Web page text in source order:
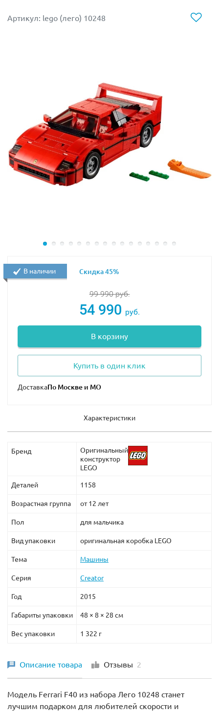
себя и рассыпаться, что убережёт пилота от травм.
передние колёса, располагается рядом с кабиной
Крышка капота может открываться, давая
возможность заглянуть внутрь и рассмотреть
восьмицилиндровый V-образный двигатель с
подвижными поршнями.
Чтобы сделать модель более реалистичной и
функциональной, то можно её оборудовать
подвижными поршнями.
Артикул: lego (лего) 10248
99 990руб.
54 990 руб.
В корзину
Купить в один клик
Доставка
В наличии Скидка 45%
Характеристики
Бренд
Оригинальный
конструктор
LEGO
Деталей 1158
Возрастная группа от 12 лет
Пол для мальчика
Вид упаковки оригинальная коробка LEGO
Тема Машины
Серия Creator
Год 2015
Габариты упаковки 48 × 8 × 28 см
Вес упаковки 1 322 г
Описание товара Отзывы 2
Модель Ferrari F40 из набора Лего 10248 станет
лучшим подарком для любителей скорости и